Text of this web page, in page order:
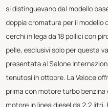
si distinguevano dal modello
doppia cromatura per il modello
cerchi in lega da 18 pollici con
pelle, esclusivi solo per questa
presentata al Salone
tenutosi in ottobre. La Veloce
prima con motore turbo
motore in linea diesel da 2,2